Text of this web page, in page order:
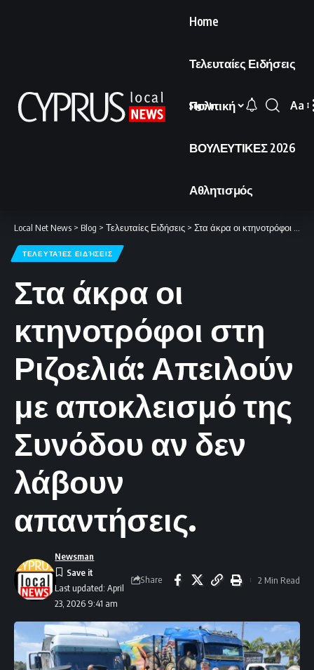
Home
Τελευταίες Ειδήσεις
Πολιτική
ΒΟΥΛΕΥΤΙΚΕΣ 2026
Αθλητισμός
Sign In
Font
Aa
Local Net News > Blog > Τελευταίες Ειδήσεις > Στα άκρα οι κτηνοτρόφοι στη Ριζοελιά: Απειλούν με αποκλεισμό της Συνόδου αν δεν λάβουν απαντήσεις.
ΤΕΛΕΥΤΑΊΕΣ ΕΙΔΉΣΕΙΣ
Στα άκρα οι
κτηνοτρόφοι στη
Ριζοελιά: Απειλούν
με αποκλεισμό της
Συνόδου αν δεν
λάβουν
απαντήσεις.
Last updated: April
23, 2026 9:41 am
Newsman
Share 2 Min Read